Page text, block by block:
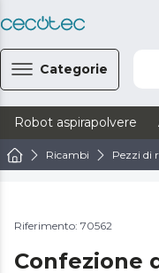
Categorie
Robot aspirapolvere
Ricambi Pezzi di
Riferimento: 70562
Confezione